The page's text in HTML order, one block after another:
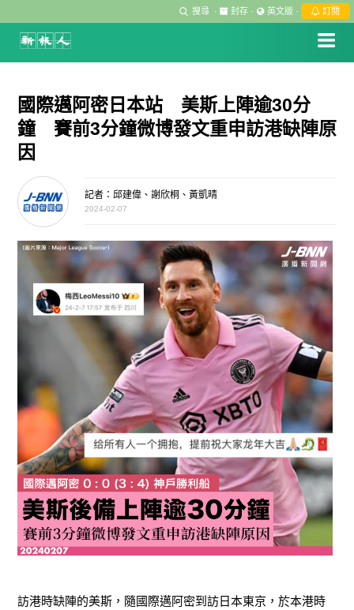
搜尋 · 封存 · 英文版 · 訂閱
國際邁阿密日本站 美斯上陣逾30分
鐘 賽前3分鐘微博發文重申訪港缺陣原
因
記者：邱建偉、謝欣桐、黃凱晴
2024-02-07
訪港時缺陣的美斯，隨國際邁阿密到訪日本東京，於本港時